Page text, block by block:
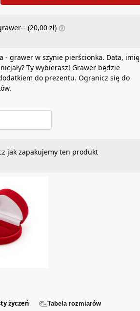
(20,00zł)
- grawer w szynie pierścionka. Data, imię
Ty wybierasz! Grawer będzie
do prezentu. Ogranicz się do
jak zapakujemy ten produkt
życzeń Tabela rozmiarów